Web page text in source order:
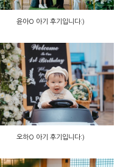
윤아O 아기 후기입니다:)
오하O 아기 후기입니다:)